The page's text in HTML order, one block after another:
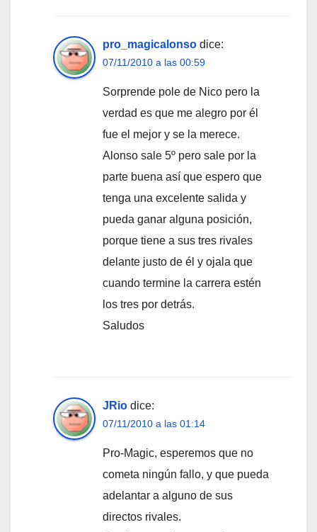
pro_magicalonso dice:
07/11/2010 a las 00:59
Sorprende pole de Nico pero la
verdad es que me alegro por él
fue el mejor y se la merece.
Alonso sale 5º pero sale por la
parte buena así que espero que
tenga una excelente salida y
pueda ganar alguna posición,
porque tiene a sus tres rivales
delante justo de él y ojala que
cuando termine la carrera estén
los tres por detrás.
Saludos
JRio dice:
07/11/2010 a las 01:14
Pro-Magic, esperemos que no
cometa ningún fallo, y que pueda
adelantar a alguno de sus
directos rivales.